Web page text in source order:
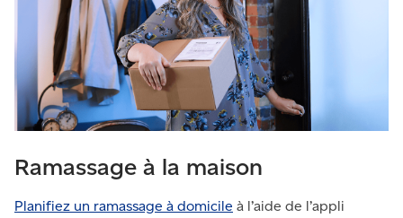
Ramassage à la maison
Planifiez un ramassage à domicile à l’aide de l’appli